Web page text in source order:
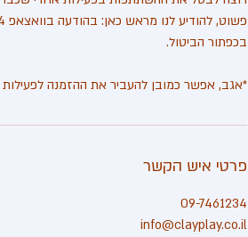
*אגב, אפשר כמובן להעביר את ההזמנה
פרטי איש הקשר
09-7461234
info@clayplay.co.il